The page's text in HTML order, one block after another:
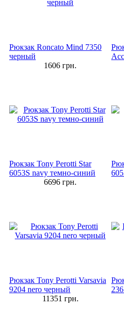
Рюкзак Roncato Mind 7350
черный
1606 грн.
Рюкзак Tony Perotti Star
6053S navy темно-синий
6696 грн.
Рюкзак Tony Perotti Varsavia
9204 nero черный
11351 грн.